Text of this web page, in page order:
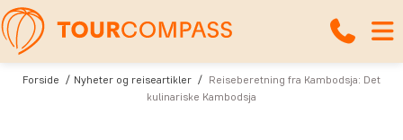
Forside Nyheter og reiseartikler
Reiseberetning fra Kambodsja: Det
kulinariske Kambodsja